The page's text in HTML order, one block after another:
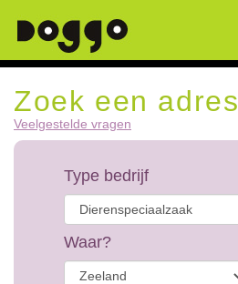
Zoek een adres
Veelgestelde vragen
Type bedrijf
Waar?